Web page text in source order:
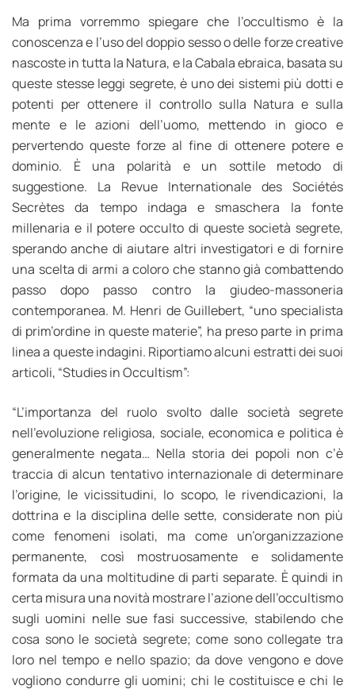
Ma prima vorremmo spiegare che l’occultismo è la
conoscenza e l’uso del doppio sesso o delle forze creative
nascoste in tutta la Natura, e la Cabala ebraica, basata su
queste stesse leggi segrete, è uno dei sistemi più dotti e
potenti per ottenere il controllo sulla Natura e sulla
mente e le azioni dell’uomo, mettendo in gioco e
pervertendo queste forze al fine di ottenere potere e
dominio. È una polarità e un sottile metodo di
suggestione. La Revue Internationale des Sociétés
Secrètes da tempo indaga e smaschera la fonte
millenaria e il potere occulto di queste società segrete,
sperando anche di aiutare altri investigatori e di fornire
una scelta di armi a coloro che stanno già combattendo
passo dopo passo contro la giudeo-massoneria
contemporanea. M. Henri de Guillebert, “uno specialista
di prim’ordine in queste materie”, ha preso parte in prima
linea a queste indagini. Riportiamo alcuni estratti dei suoi
articoli, “Studies in Occultism”:
“L’importanza del ruolo svolto dalle società segrete
nell’evoluzione religiosa, sociale, economica e politica è
generalmente negata… Nella storia dei popoli non c’è
traccia di alcun tentativo internazionale di determinare
l’origine, le vicissitudini, lo scopo, le rivendicazioni, la
dottrina e la disciplina delle sette, considerate non più
come fenomeni isolati, ma come un’organizzazione
permanente, così mostruosamente e solidamente
formata da una moltitudine di parti separate. È quindi in
certa misura una novità mostrare l’azione dell’occultismo
sugli uomini nelle sue fasi successive, stabilendo che
cosa sono le società segrete; come sono collegate tra
loro nel tempo e nello spazio; da dove vengono e dove
vogliono condurre gli uomini; chi le costituisce e chi le